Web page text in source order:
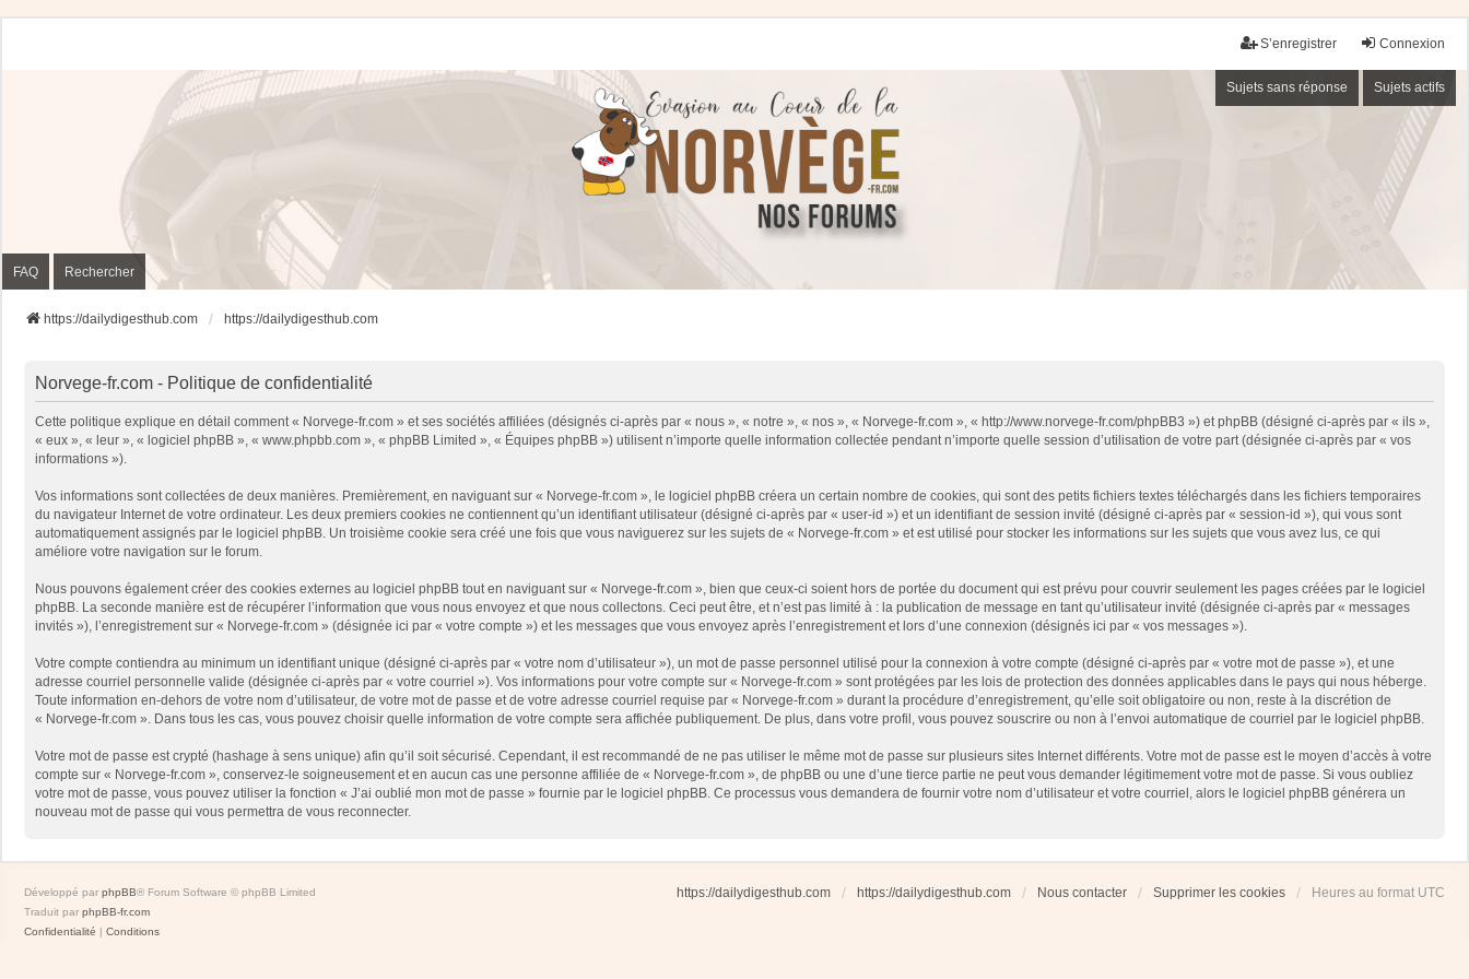
Connexion
S’enregistrer
Sujets sans réponse Sujets actifs
FAQ Rechercher
https://dailydigesthub.com https://dailydigesthub.com
Norvege-fr.com - Politique de confidentialité
Cette politique explique en détail comment « Norvege-fr.com » et ses sociétés affiliées (désignés ci-après par « nous », « notre », « nos », « Norvege-fr.com », « http://www.norvege-fr.com/phpBB3 ») et phpBB (désigné ci-après par « ils »,
« eux », « leur », « logiciel phpBB », « www.phpbb.com », « phpBB Limited », « Équipes phpBB ») utilisent n’importe quelle information collectée pendant n’importe quelle session d’utilisation de votre part (désignée ci-après par « vos
informations »).
Vos informations sont collectées de deux manières. Premièrement, en naviguant sur « Norvege-fr.com », le logiciel phpBB créera un certain nombre de cookies, qui sont des petits fichiers textes téléchargés dans les fichiers temporaires
du navigateur Internet de votre ordinateur. Les deux premiers cookies ne contiennent qu’un identifiant utilisateur (désigné ci-après par « user-id ») et un identifiant de session invité (désigné ci-après par « session-id »), qui vous sont
automatiquement assignés par le logiciel phpBB. Un troisième cookie sera créé une fois que vous naviguerez sur les sujets de « Norvege-fr.com » et est utilisé pour stocker les informations sur les sujets que vous avez lus, ce qui
améliore votre navigation sur le forum.
Nous pouvons également créer des cookies externes au logiciel phpBB tout en naviguant sur « Norvege-fr.com », bien que ceux-ci soient hors de portée du document qui est prévu pour couvrir seulement les pages créées par le logiciel
phpBB. La seconde manière est de récupérer l’information que vous nous envoyez et que nous collectons. Ceci peut être, et n’est pas limité à : la publication de message en tant qu’utilisateur invité (désignée ci-après par « messages
invités »), l’enregistrement sur « Norvege-fr.com » (désignée ici par « votre compte ») et les messages que vous envoyez après l’enregistrement et lors d’une connexion (désignés ici par « vos messages »).
Votre compte contiendra au minimum un identifiant unique (désigné ci-après par « votre nom d’utilisateur »), un mot de passe personnel utilisé pour la connexion à votre compte (désigné ci-après par « votre mot de passe »), et une
adresse courriel personnelle valide (désignée ci-après par « votre courriel »). Vos informations pour votre compte sur « Norvege-fr.com » sont protégées par les lois de protection des données applicables dans le pays qui nous héberge.
Toute information en-dehors de votre nom d’utilisateur, de votre mot de passe et de votre adresse courriel requise par « Norvege-fr.com » durant la procédure d’enregistrement, qu’elle soit obligatoire ou non, reste à la discrétion de
« Norvege-fr.com ». Dans tous les cas, vous pouvez choisir quelle information de votre compte sera affichée publiquement. De plus, dans votre profil, vous pouvez souscrire ou non à l’envoi automatique de courriel par le logiciel phpBB.
Votre mot de passe est crypté (hashage à sens unique) afin qu’il soit sécurisé. Cependant, il est recommandé de ne pas utiliser le même mot de passe sur plusieurs sites Internet différents. Votre mot de passe est le moyen d’accès à votre
compte sur « Norvege-fr.com », conservez-le soigneusement et en aucun cas une personne affiliée de « Norvege-fr.com », de phpBB ou une d’une tierce partie ne peut vous demander légitimement votre mot de passe. Si vous oubliez
votre mot de passe, vous pouvez utiliser la fonction « J’ai oublié mon mot de passe » fournie par le logiciel phpBB. Ce processus vous demandera de fournir votre nom d’utilisateur et votre courriel, alors le logiciel phpBB générera un
nouveau mot de passe qui vous permettra de vous reconnecter.
https://dailydigesthub.com https://dailydigesthub.com Nous contacter Supprimer les cookies Heures au format UTC
Développé par phpBB® Forum Software © phpBB Limited
Traduit par phpBB-fr.com
Confidentialité | Conditions